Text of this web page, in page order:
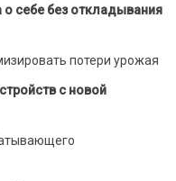
себе без откладывания
потери урожая
с новой